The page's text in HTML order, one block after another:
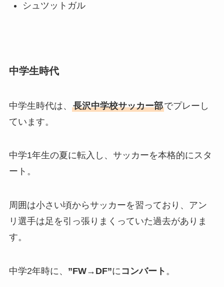
シュツットガル
中学生時代
中学生時代は、 長沢中学校サッカー部でプレーし
ています。
中学1年生の夏に転入し、サッカーを本格的にスタ
ート。
周囲は小さい頃からサッカーを習っており、アン
リ選手は足を引っ張りまくっていた過去がありま
す。
中学2年時に、 ”FW→DF”にコンバート 。